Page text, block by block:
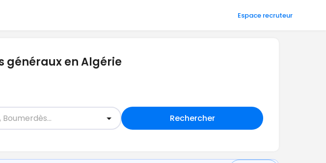
Espace recruteur
généraux en Algérie
Rechercher